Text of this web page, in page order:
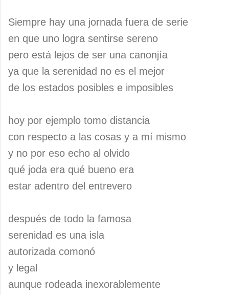
Siempre hay una jornada fuera de serie
en que uno logra sentirse sereno
pero está lejos de ser una canonjía
ya que la serenidad no es el mejor
de los estados posibles e imposibles
hoy por ejemplo tomo distancia
con respecto a las cosas y a mí mismo
y no por eso echo al olvido
qué joda era qué bueno era
estar adentro del entrevero
después de todo la famosa
serenidad es una isla
autorizada comonó
y legal
aunque rodeada inexorablemente